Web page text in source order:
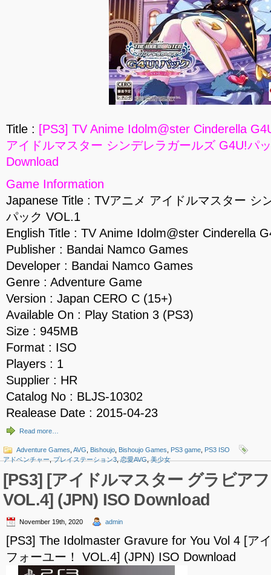
Title : [PS3] TV Anime Idolm@ster Cinderella
アイドルマスター シンデレラガールズ G4U!パ
Download
Game Information
Japanese Title : TVアニメ アイドルマスター シ
パック VOL.1
English Title : TV Anime Idolm@ster Cinderella
Publisher : Bandai Namco Games
Developer : Bandai Namco Games
Genre : Adventure Game
Version : Japan CERO C (15+)
Available On : Play Station 3 (PS3)
Size : 945MB
Format : ISO
Players : 1
Supplier : HR
Catalog No : BLJS-10302
Realease Date : 2015-04-23
Read more…
Adventure Games AVG Bishoujo Bishoujo Games PS3 game PS3 ISO
アドベンチャー,プレイステーション3,恋愛AVG,美少女
[PS3] [アイドルマスター グラビア
VOL.4] (JPN) ISO Download
November 19th, 2020 admin
[PS3] The Idolmaster Gravure for You Vol 4 [ア
フォーユー！ VOL.4] (JPN) ISO Download